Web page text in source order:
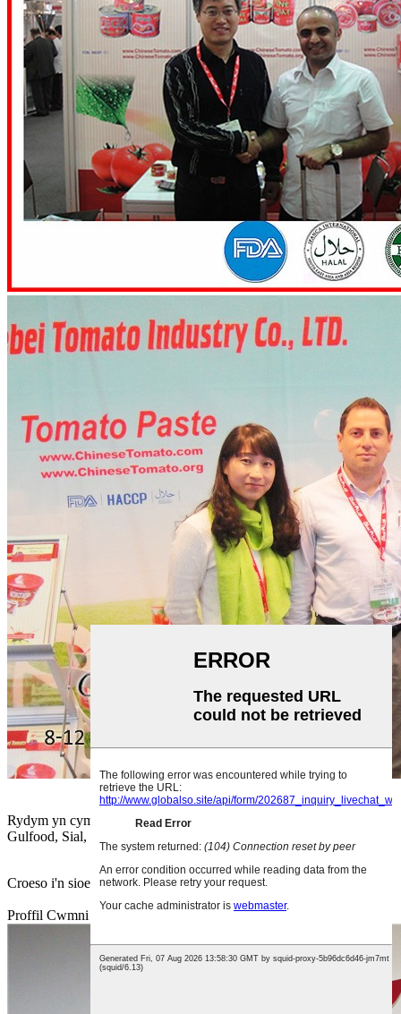
Rydym yn cymryd rhan mewn llawer o ffeiriau masnach, megis
Gulfood, Sial, Ffair Treganna, Anuga ac eraill.
Croeso i'n sioe ar-lein eleni, yn aros amdanoch chi, annwyl.
Proffil Cwmni